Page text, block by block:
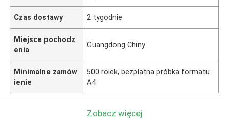
Czas dostawy 2 tygodnie
Miejsce pochodz
enia
Guangdong Chiny
Minimalne zamów
ienie
500 rolek, bezpłatna próbka formatu
A4
Zobacz więcej